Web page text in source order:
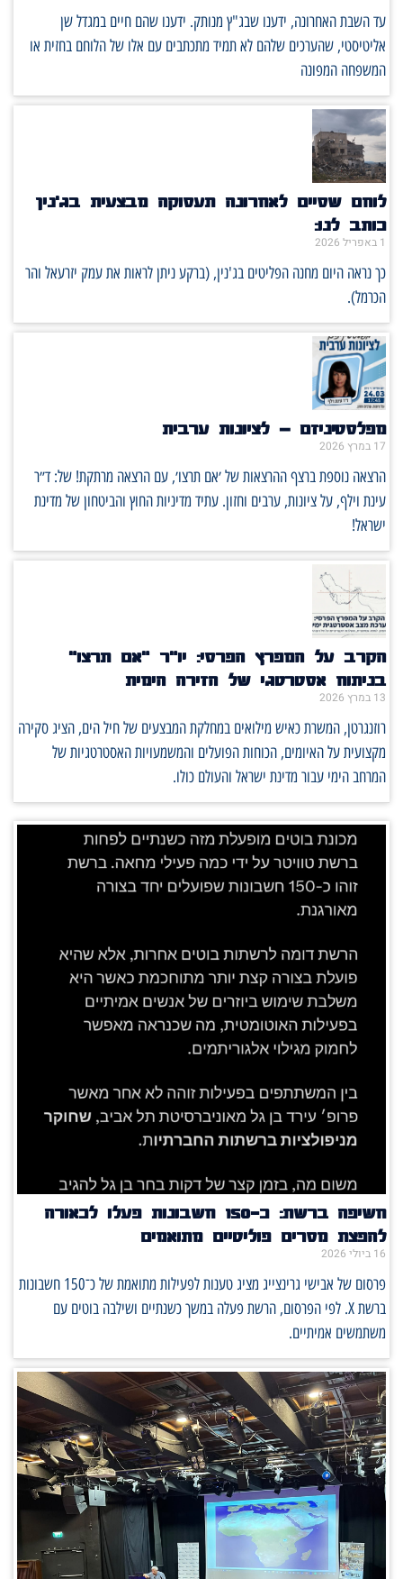
עד השבת האחרונה, ידענו שבג"ץ מנותק. ידענו שהם חיים במגדל שן
אליטיסטי, שהערכים שלהם לא תמיד מתכתבים עם אלו של הלוחם בחזית או
המשפחה המפונה
לוחם שסיים לאחרונה תעסוקה מבצעית בג'נין
כותב לנו:
1 באפריל 2026
כך נראה היום מחנה הפליטים בג'נין, (ברקע ניתן לראות את עמק יזרעאל והר
הכרמל).
מפלסטיניזם – לציונות ערבית
17 במרץ 2026
הרצאה נוספת ברצף ההרצאות של ׳אם תרצו׳, עם הרצאה מרתקת! של: ד״ר
עינת וילף, על ציונות, ערבים וחזון. עתיד מדיניות החוץ והביטחון של מדינת
ישראל!
הקרב על המפרץ הפרסי: יו"ר "אם תרצו"
בניתוח אסטרטגי של הזירה הימית
13 במרץ 2026
רוזנגרטן, המשרת כאיש מילואים במחלקת המבצעים של חיל הים, הציג סקירה
מקצועית על האיומים, הכוחות הפועלים והמשמעויות האסטרטגיות של
המרחב הימי עבור מדינת ישראל והעולם כולו.
חשיפה ברשת: כ־150 חשבונות פעלו לכאורה
להפצת מסרים פוליטיים מתואמים
16 ביולי 2026
פרסום של אבישי גרינצייג מציג טענות לפעילות מתואמת של כ־150 חשבונות
ברשת X. לפי הפרסום, הרשת פעלה במשך כשנתיים ושילבה בוטים עם
משתמשים אמיתיים.